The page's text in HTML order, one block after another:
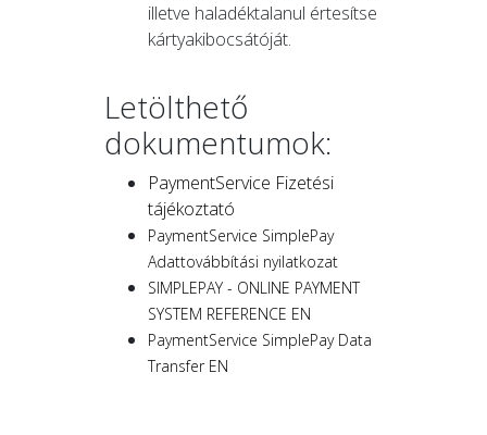
illetve haladéktalanul értesítse
kártyakibocsátóját.
Letölthető
dokumentumok:
PaymentService Fizetési
tájékoztató
PaymentService SimplePay
Adattovábbítási nyilatkozat
SIMPLEPAY - ONLINE PAYMENT
SYSTEM REFERENCE EN
PaymentService SimplePay Data
Transfer EN